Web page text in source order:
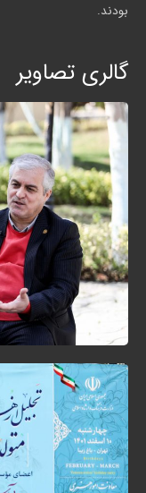
بودند.
گالری تصاویر